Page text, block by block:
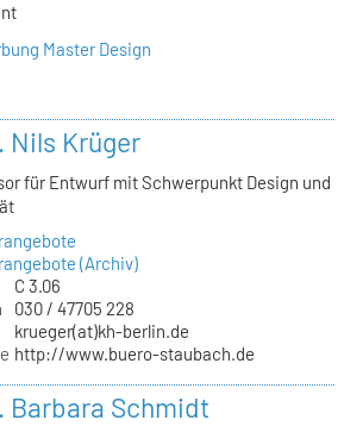
Master Design
Nils Krüger
für Entwurf mit Schwerpunkt Design und
(Archiv)
C 3.06
030 / 47705 228
krueger(at)kh-berlin.de
http://www.buero-staubach.de
Barbara Schmidt